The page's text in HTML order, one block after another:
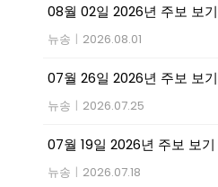
08월 02일 2026년 주보 보기
뉴송 | 2026.08.01
07월 26일 2026년 주보 보기
뉴송 | 2026.07.25
07월 19일 2026년 주보 보기
뉴송 | 2026.07.18